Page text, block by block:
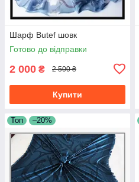
Шарф Butef шовк
Готово до відправки
2 000 ₴ 2 500 ₴
Купити
Топ –20%